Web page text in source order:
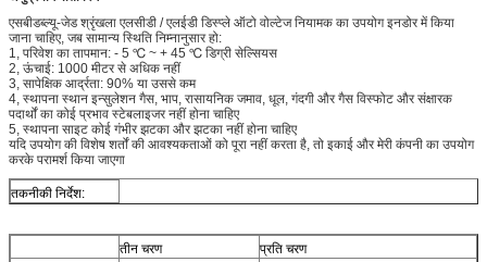
एसबीडब्ल्यू-जेड श्रृंखला एलसीडी / एलईडी डिस्प्ले ऑटो वोल्टेज नियामक का उपयोग इनडोर में किया
जाना चाहिए, जब सामान्य स्थिति निम्नानुसार हो:
1, परिवेश का तापमान: - 5 ℃ ~ + 45 ℃ डिग्री सेल्सियस
2, ऊंचाई: 1000 मीटर से अधिक नहीं
3, सापेक्षिक आर्द्रता: 90% या उससे कम
4, स्थापना स्थान इन्सुलेशन गैस, भाप, रासायनिक जमाव, धूल, गंदगी और गैस विस्फोट और संक्षारक
पदार्थों का कोई प्रभाव स्टेबलाइजर नहीं होना चाहिए
5, स्थापना साइट कोई गंभीर झटका और झटका नहीं होना चाहिए
यदि उपयोग की विशेष शर्तों की आवश्यकताओं को पूरा नहीं करता है, तो इकाई और मेरी कंपनी का उपयोग
करके परामर्श किया जाएगा
तकनीकी निर्देश:
तीन चरण
प्रति चरण